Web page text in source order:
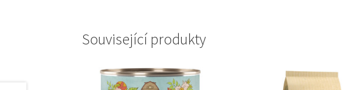
Související produkty